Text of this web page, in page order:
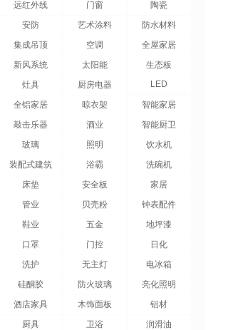
远红外线 门窗
陶瓷
安防 艺术涂料
防水材料
集成吊顶 空调
全屋家居
新风系统 太阳能
生态板
灶具 厨房电器 LED
全铝家居 晾衣架
智能家居
敲击乐器 酒业
智能厨卫
玻璃 照明
饮水机
装配式建筑 浴霸
洗碗机
床垫 安全板
家居
管业 贝壳粉
钟表配件
鞋业 五金
地坪漆
口罩 门控
日化
洗护 无主灯
电冰箱
硅酮胶 防火玻璃
亮化照明
酒店家具 木饰面板
铝材
厨具 卫浴
润滑油